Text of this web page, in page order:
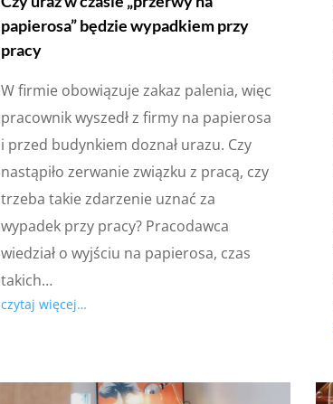
papierosa” będzie wypadkiem przy
pracy
W firmie obowiązuje zakaz palenia, więc
pracownik wyszedł z firmy na papierosa
i przed budynkiem doznał urazu. Czy
nastąpiło zerwanie związku z pracą, czy
trzeba takie zdarzenie uznać za
wypadek przy pracy? Pracodawca
wiedział o wyjściu na papierosa, czas
takich…
czytaj więcej…